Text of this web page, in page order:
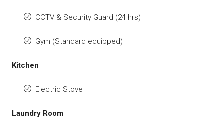
CCTV & Security Guard (24 hrs)
Gym (Standard equipped)
Kitchen
Electric Stove
Laundry Room